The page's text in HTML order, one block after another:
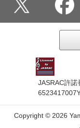
JASRAC許諾
Copyright © 2026